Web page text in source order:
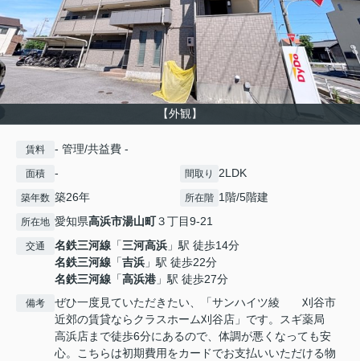
【外観】
賃料 - 管理/共益費 -
面積 - 間取り 2LDK
築年数 築26年 所在階 1階/5階建
所在地 愛知県高浜市湯山町３丁目9-21
交通 名鉄三河線 「三河高浜 」駅 徒歩14分
名鉄三河線 「吉浜 」駅 徒歩22分
名鉄三河線 「高浜港 」駅 徒歩27分
備考
ぜひ一度見ていただきたい、「サンハイツ綾 刈谷市
近郊の賃貸ならクラスホーム刈谷店」です。スギ薬局
高浜店まで徒歩6分にあるので、体調が悪くなっても安
心。こちらは初期費用をカードでお支払いいただける物